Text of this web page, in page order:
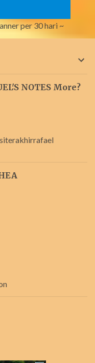
per 30 hari ~
NOTES More?